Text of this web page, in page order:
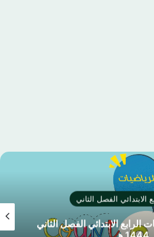
الابتدائي الفصل الثاني
الرابع الابتدائي الفصل الثاني